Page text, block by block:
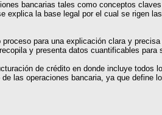
bancarias tales como conceptos
explica la base legal por el cual se rigen
para una explicación clara y
y presenta datos cuantificables para
de crédito en donde incluye todos
las operaciones bancaria, ya que define